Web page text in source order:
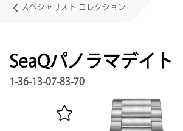
連絡先
お問い合わせはこちら
マイアカウント
グラスヒュッテ・オリジナルを登録する
スペシャリスト コレクション
SeaQパノラマデイト
1-36-13-07-83-70